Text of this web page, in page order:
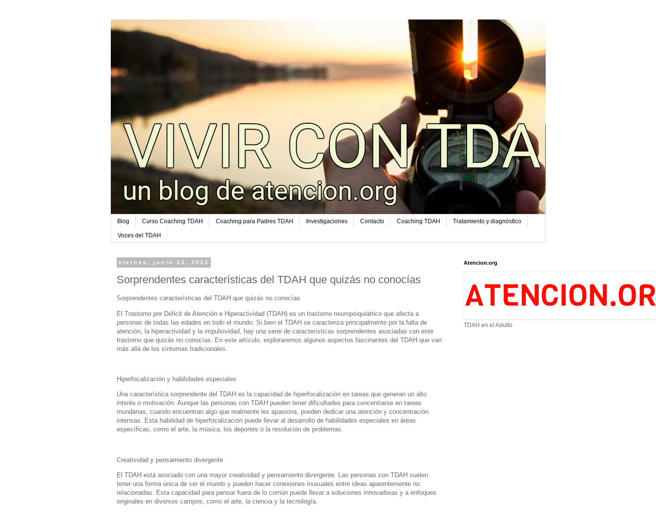
Blog Curso Coaching TDAH Coaching para Padres TDAH Investigaciones Contacto Coaching TDAH Tratamiento y diagnóstico
Voces del TDAH
viernes, junio 23, 2023
Sorprendentes características del TDAH que quizás no conocías
Sorprendentes características del TDAH que quizás no conocías
El Trastorno por Déficit de Atención e Hiperactividad (TDAH) es un trastorno neuropsiquiátrico que afecta a
personas de todas las edades en todo el mundo. Si bien el TDAH se caracteriza principalmente por la falta de
atención, la hiperactividad y la impulsividad, hay una serie de características sorprendentes asociadas con este
trastorno que quizás no conocías. En este artículo, exploraremos algunos aspectos fascinantes del TDAH que van
más allá de los síntomas tradicionales.
Hiperfocalización y habilidades especiales
Una característica sorprendente del TDAH es la capacidad de hiperfocalización en tareas que generan un alto
interés o motivación. Aunque las personas con TDAH pueden tener dificultades para concentrarse en tareas
mundanas, cuando encuentran algo que realmente les apasiona, pueden dedicar una atención y concentración
intensas. Esta habilidad de hiperfocalización puede llevar al desarrollo de habilidades especiales en áreas
específicas, como el arte, la música, los deportes o la resolución de problemas.
Creatividad y pensamiento divergente
El TDAH está asociado con una mayor creatividad y pensamiento divergente. Las personas con TDAH suelen
tener una forma única de ver el mundo y pueden hacer conexiones inusuales entre ideas aparentemente no
relacionadas. Esta capacidad para pensar fuera de lo común puede llevar a soluciones innovadoras y a enfoques
originales en diversos campos, como el arte, la ciencia y la tecnología.
Atencion.org
TDAH en el Adulto